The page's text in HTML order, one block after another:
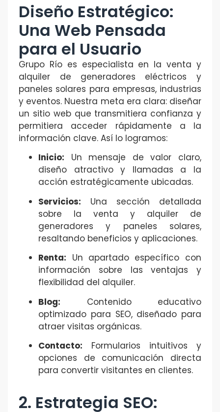
Diseño Estratégico:
Una Web Pensada
para el Usuario
Grupo Río es especialista en la venta y
alquiler de generadores eléctricos y
paneles solares para empresas, industrias
y eventos. Nuestra meta era clara: diseñar
un sitio web que transmitiera confianza y
permitiera acceder rápidamente a la
información clave. Así lo logramos:
Inicio: Un mensaje de valor claro,
diseño atractivo y llamadas a la
acción estratégicamente ubicadas.
Servicios: Una sección detallada
sobre la venta y alquiler de
generadores y paneles solares,
resaltando beneficios y aplicaciones.
Renta: Un apartado específico con
información sobre las ventajas y
flexibilidad del alquiler.
Blog: Contenido educativo
optimizado para SEO, diseñado para
atraer visitas orgánicas.
Contacto: Formularios intuitivos y
opciones de comunicación directa
para convertir visitantes en clientes.
2. Estrategia SEO: